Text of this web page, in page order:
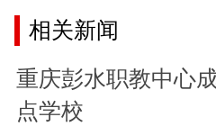
相关新闻
重庆彭水职教中心
点学校